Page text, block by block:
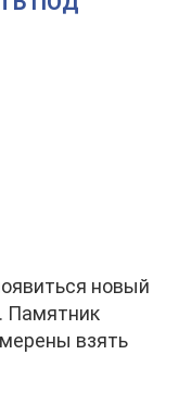
новый
Памятник
взять